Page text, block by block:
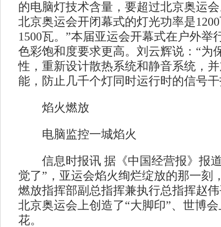
的电脑灯技术含量，要超过北京奥运
北京奥运会开闭幕式的灯光功率是
1500瓦。”本届亚运会开幕式在户外举
色彩饱和度要求更高。刘云辉说：“为
性，重新设计散热系统和静音系统，
能，防止几千个灯同时运行时的信号
焰火燃放
电脑监控一城焰火
信息时报讯 据《中国经营报》报道
觉了”，亚运会焰火绚烂绽放的那一刻
燃放指挥部副总指挥兼执行总指挥赵
北京奥运会上创造了“大脚印”、世博
花。